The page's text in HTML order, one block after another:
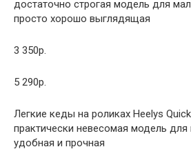
достаточно строгая модель для
просто хорошо выглядящая
3 350р.
5 290р.
Легкие кеды на роликах Heelys
практически невесомая модель для
удобная и прочная